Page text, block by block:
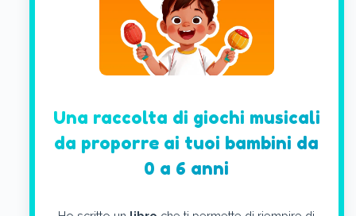
Una raccolta di giochi musicali
da proporre ai tuoi bambini da
0 a 6 anni